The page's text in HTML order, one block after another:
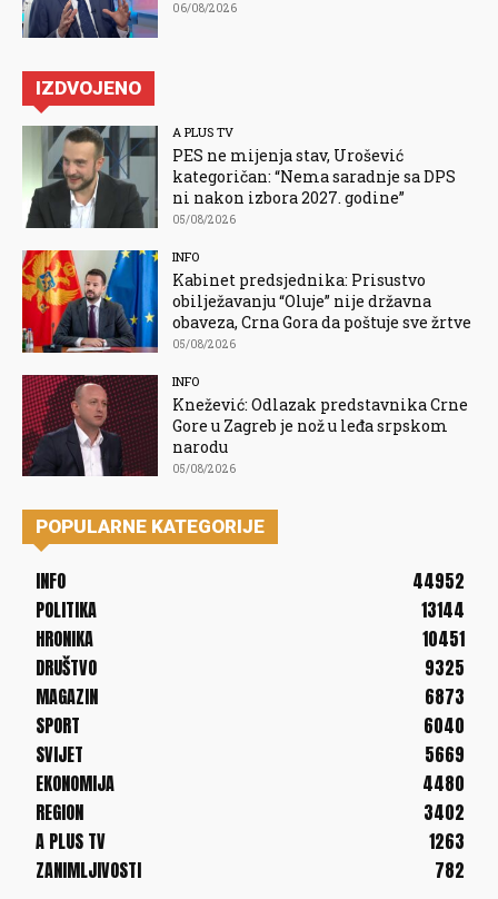
06/08/2026
IZDVOJENO
A PLUS TV
PES ne mijenja stav, Urošević
kategoričan: “Nema saradnje sa DPS
ni nakon izbora 2027. godine”
05/08/2026
INFO
Kabinet predsjednika: Prisustvo
obilježavanju “Oluje” nije državna
obaveza, Crna Gora da poštuje sve žrtve
05/08/2026
INFO
Knežević: Odlazak predstavnika Crne
Gore u Zagreb je nož u leđa srpskom
narodu
05/08/2026
POPULARNE KATEGORIJE
INFO
44952
POLITIKA
13144
HRONIKA
10451
DRUŠTVO
9325
MAGAZIN
6873
SPORT
6040
SVIJET
5669
EKONOMIJA
4480
REGION
3402
A PLUS TV
1263
ZANIMLJIVOSTI
782